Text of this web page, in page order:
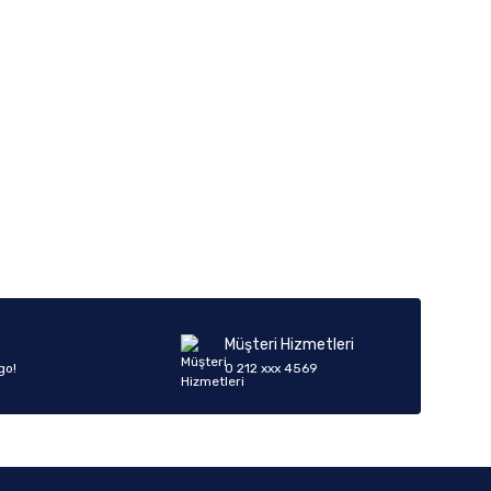
Müşteri Hizmetleri
0 212 xxx 4569